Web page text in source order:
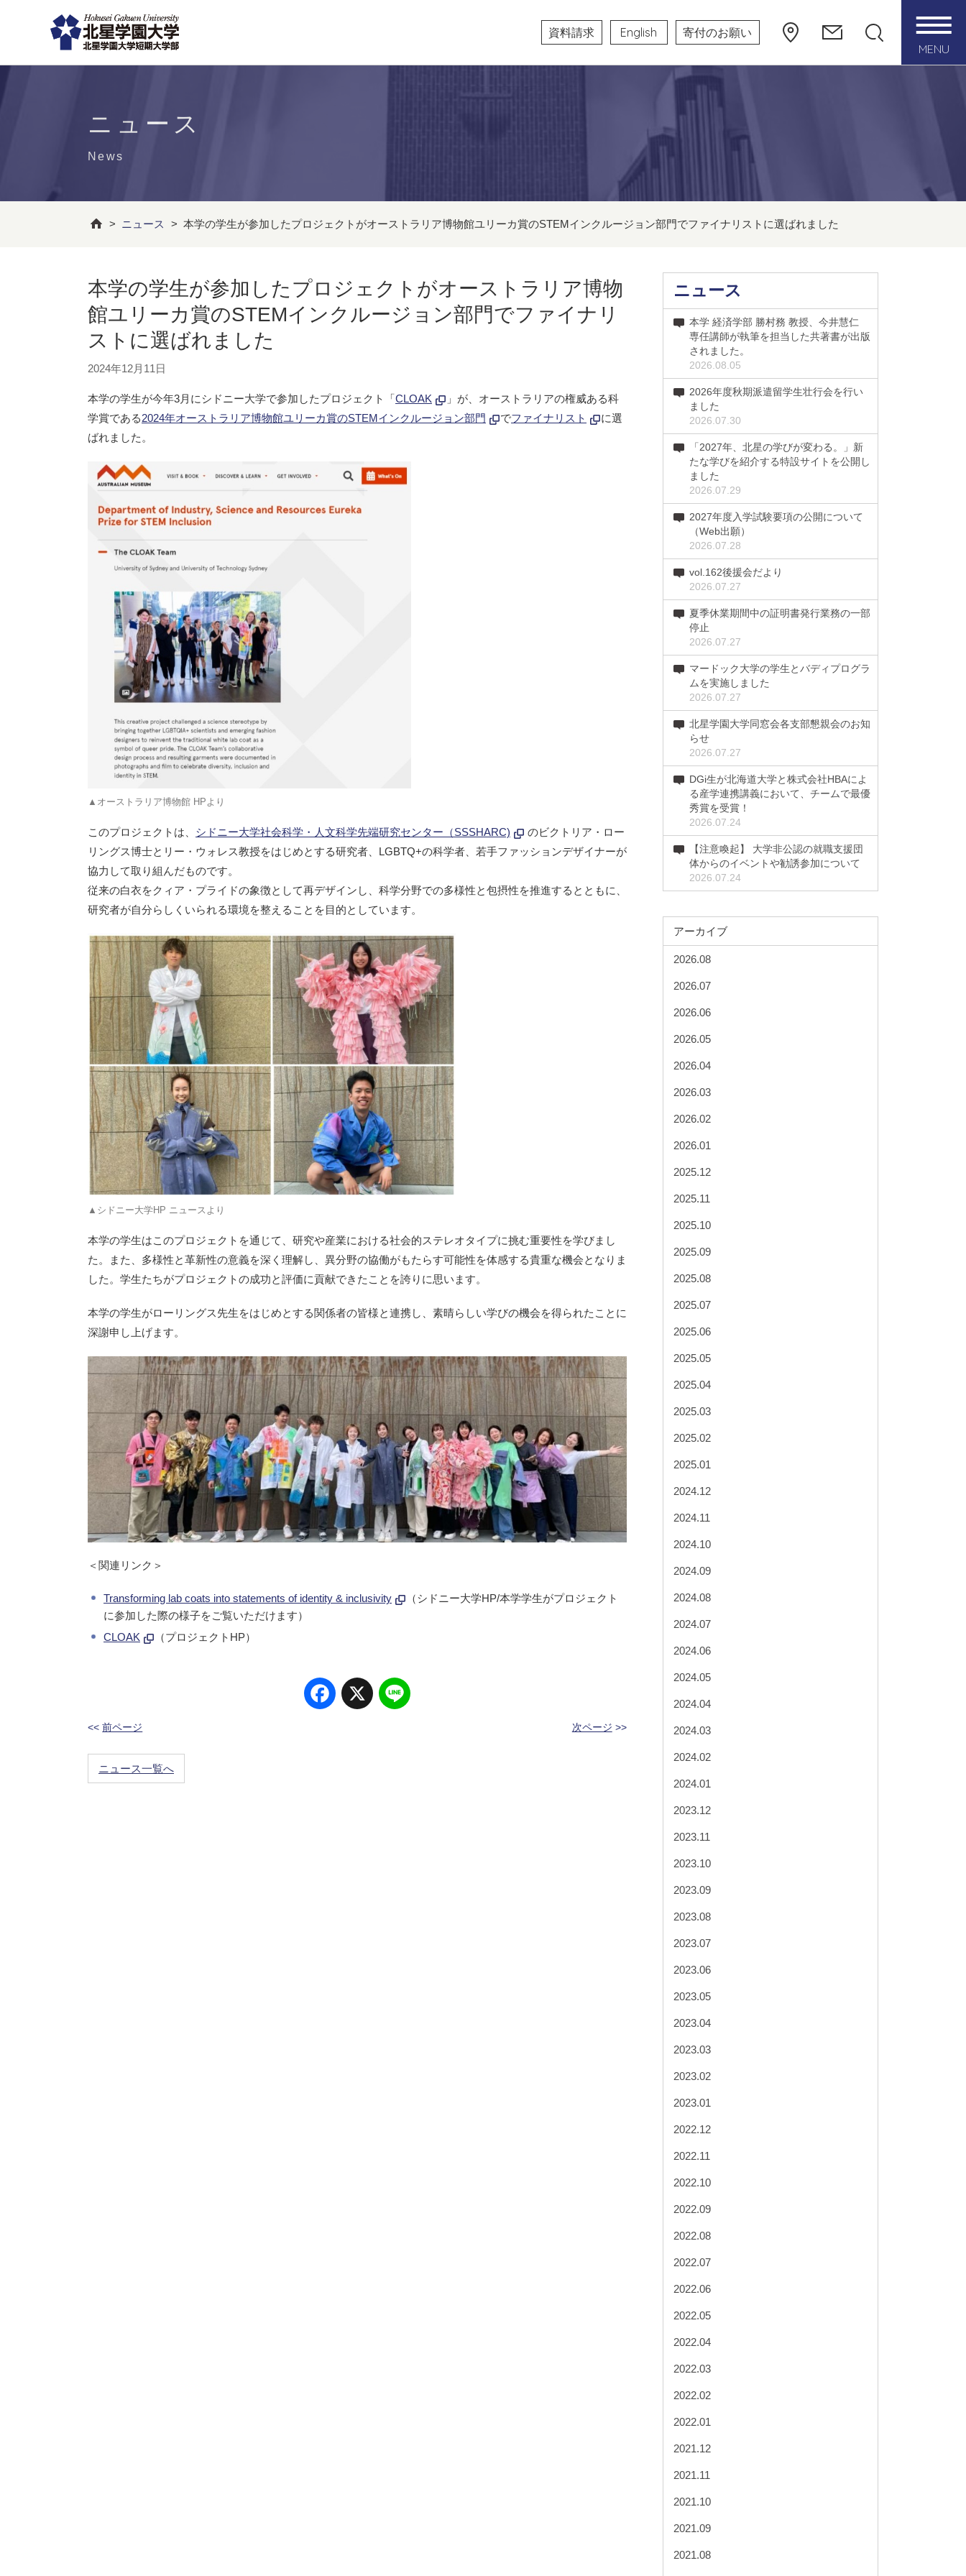
資料請求 English
寄付のお願い
MENU
ニュース
News
> ニュース > 本学の学生が参加したプロジェクトがオーストラリア博物館ユリーカ賞のSTEMインクルージョン部門でファイナリストに選ばれました
本学の学生が参加したプロジェクトがオーストラリア博物
館ユリーカ賞のSTEMインクルージョン部門でファイナリ
ストに選ばれました
2024年12月11日
本学の学生が今年3月にシドニー大学で参加したプロジェクト「CLOAK
」が、オーストラリアの権威ある科
学賞である2024年オーストラリア博物館ユリーカ賞のSTEMインクルージョン部門 でファイナリスト
に選
ばれました。
▲オーストラリア博物館 HPより
このプロジェクトは、 シドニー大学社会科学・人文科学先端研究センター（SSSHARC)
のビクトリア・ロー
リングス博士とリー・ウォレス教授をはじめとする研究者、LGBTQ+の科学者、若手ファッションデザイナーが
協力して取り組んだものです。
従来の白衣をクィア・プライドの象徴として再デザインし、科学分野での多様性と包摂性を推進するとともに、
研究者が自分らしくいられる環境を整えることを目的としています。
▲シドニー大学HP ニュースより
本学の学生はこのプロジェクトを通じて、研究や産業における社会的ステレオタイプに挑む重要性を学びまし
た。また、多様性と革新性の意義を深く理解し、異分野の協働がもたらす可能性を体感する貴重な機会となりま
した。学生たちがプロジェクトの成功と評価に貢献できたことを誇りに思います。
本学の学生がローリングス先生をはじめとする関係者の皆様と連携し、素晴らしい学びの機会を得られたことに
深謝申し上げます。
＜関連リンク＞
Transforming lab coats into statements of identity & inclusivity
（シドニー大学HP/本学学生がプロジェクト
に参加した際の様子をご覧いただけます）
CLOAK
（プロジェクトHP）
Facebook
X
<< 前ページ >>
次ページ
ニュース一覧へ
ニュース
本学 経済学部 勝村務 教授、今井慧仁
専任講師が執筆を担当した共著書が出版
されました。
2026.08.05
2026年度秋期派遣留学生壮行会を行い
ました
2026.07.30
「2027年、北星の学びが変わる。」新
たな学びを紹介する特設サイトを公開し
ました
2026.07.29
2027年度入学試験要項の公開について
（Web出願）
2026.07.28
vol.162後援会だより
2026.07.27
夏季休業期間中の証明書発行業務の一部
停止
2026.07.27
マードック大学の学生とバディプログラ
ムを実施しました
2026.07.27
北星学園大学同窓会各支部懇親会のお知
らせ
2026.07.27
DGi生が北海道大学と株式会社HBAによ
る産学連携講義において、チームで最優
秀賞を受賞！
2026.07.24
【注意喚起】 大学非公認の就職支援団
体からのイベントや勧誘参加について
2026.07.24
アーカイブ
2026.08
2026.07
2026.06
2026.05
2026.04
2026.03
2026.02
2026.01
2025.12
2025.11
2025.10
2025.09
2025.08
2025.07
2025.06
2025.05
2025.04
2025.03
2025.02
2025.01
2024.12
2024.11
2024.10
2024.09
2024.08
2024.07
2024.06
2024.05
2024.04
2024.03
2024.02
2024.01
2023.12
2023.11
2023.10
2023.09
2023.08
2023.07
2023.06
2023.05
2023.04
2023.03
2023.02
2023.01
2022.12
2022.11
2022.10
2022.09
2022.08
2022.07
2022.06
2022.05
2022.04
2022.03
2022.02
2022.01
2021.12
2021.11
2021.10
2021.09
2021.08